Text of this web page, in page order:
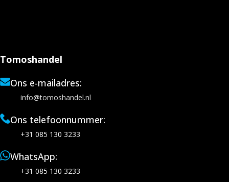
Tomoshandel
Ons e-mailadres:
info@tomoshandel.nl
Ons telefoonnummer:
+31 085 130 3233
WhatsApp:
+31 085 130 3233